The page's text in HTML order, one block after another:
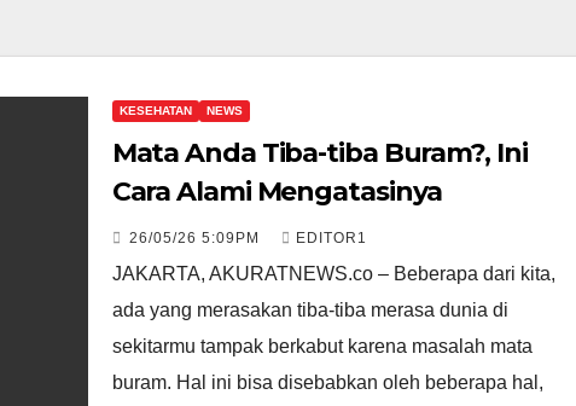
KESEHATAN NEWS
Mata Anda Tiba-tiba Buram?, Ini
Cara Alami Mengatasinya
26/05/26 5:09PM EDITOR1
JAKARTA, AKURATNEWS.co – Beberapa dari kita,
ada yang merasakan tiba-tiba merasa dunia di
sekitarmu tampak berkabut karena masalah mata
buram. Hal ini bisa disebabkan oleh beberapa hal,